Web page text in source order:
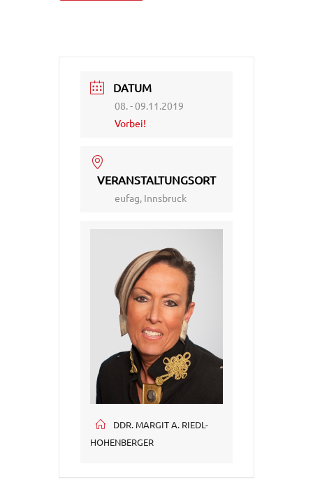
DATUM
08. - 09.11.2019
Vorbei!
VERANSTALTUNGSORT
eufag, Innsbruck
DDR. MARGIT A. RIEDL-
HOHENBERGER